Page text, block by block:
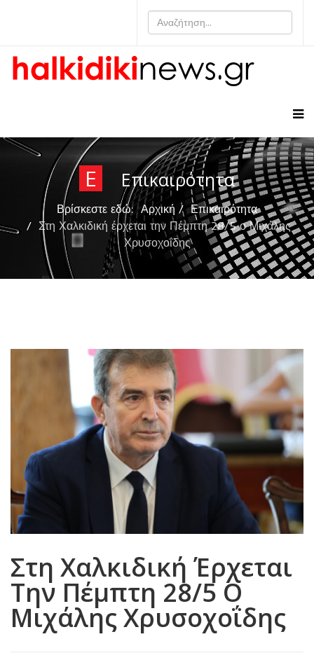
Ε Επικαιρότητα
Βρίσκεστε εδώ:Αρχική
Επικαιρότητα
Στη Χαλκιδική έρχεται την Πέμπτη 28/5 ο Μιχάλης
Χρυσοχοΐδης
Στη Χαλκιδική Έρχεται
Την Πέμπτη 28/5 Ο
Μιχάλης Χρυσοχοΐδης